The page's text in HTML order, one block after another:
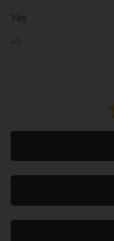
Yaş
43